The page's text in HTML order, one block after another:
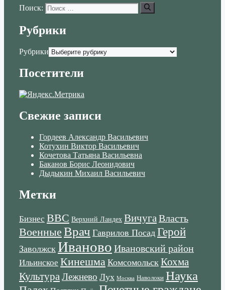
Поиск:
Рубрики
Рубрики
Посетители
Свежие записи
Гордеев Александр Васильевич
Котухин Виктор Васильевич
Кочетова Татьяна Васильевна
Баканов Борис Леонидович
Дыдыкин Михаил Васильевич
Метки
Бизнес ВВС Верхний Ландех ВичугаВласть
Военные Врач Гаврилов Посад Герой
Заволжск Иваново Ивановский район
Ильинское Кинешма Комсомольск Кохма
Культура Лежнево Лух Москва Наволоки Наука